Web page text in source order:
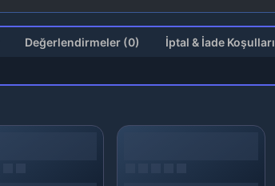
Değerlendirmeler (0) İptal & İade Koşulları